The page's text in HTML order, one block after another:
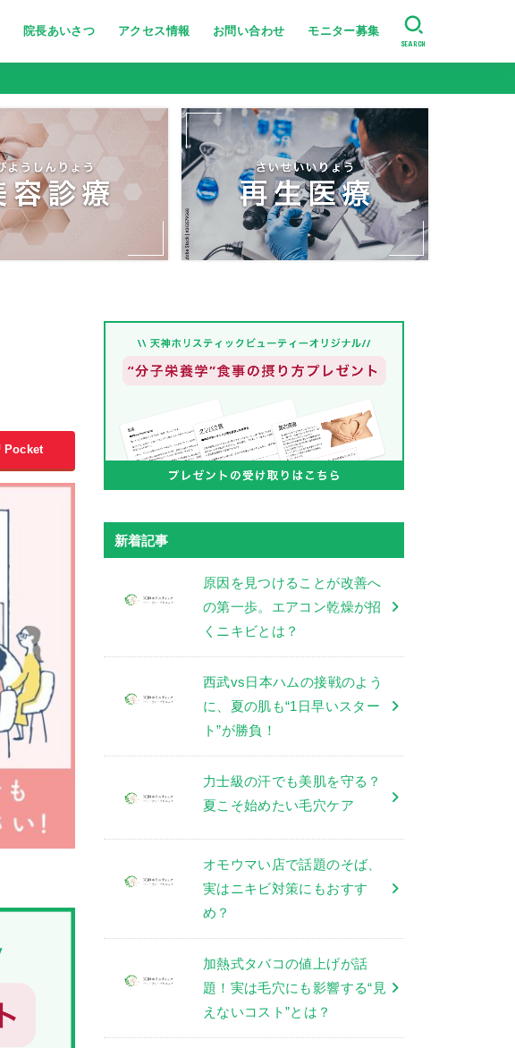
院長あいさつ アクセス情報 お問い合わせ モニター募集
美肌・肌のハリ艶
たるみ・シワ改善
ニキビ跡・小じわ改善
肌の引き締め
ニキビ・シミ・肝斑改善
SEARCH
Pocket
新着記事
原因を見つけることが改善へ
の第一歩。エアコン乾燥が招
くニキビとは？
西武vs日本ハムの接戦のよう
に、夏の肌も“1日早いスター
ト”が勝負！
力士級の汗でも美肌を守る？
夏こそ始めたい毛穴ケア
オモウマい店で話題のそば、
実はニキビ対策にもおすす
め？
加熱式タバコの値上げが話
題！実は毛穴にも影響する“見
えないコスト”とは？